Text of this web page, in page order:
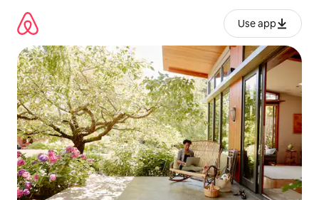
contenido
Use app